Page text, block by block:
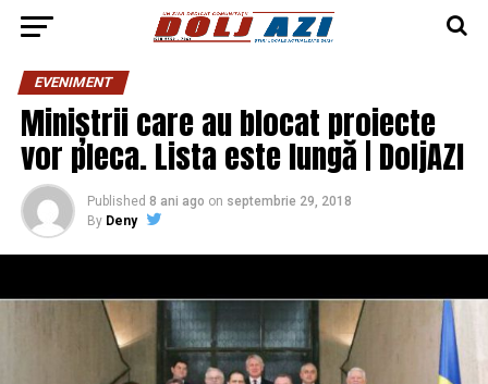
EVENIMENT
Miniștrii care au blocat proiecte
vor pleca. Lista este lungă | DoljAZI
Published 8 ani ago on septembrie 29, 2018
By Deny